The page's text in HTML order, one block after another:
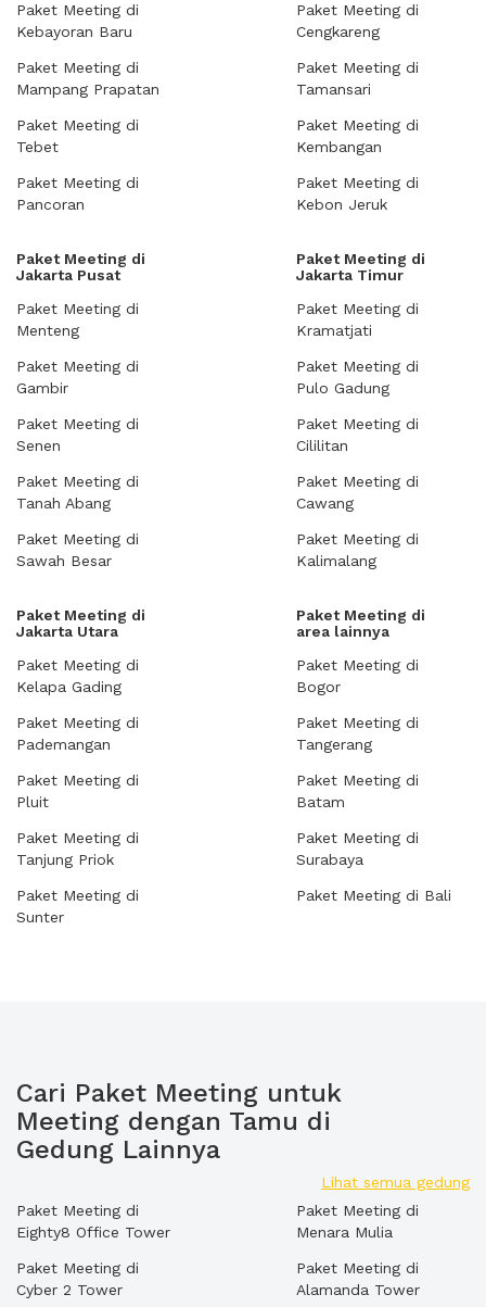
Paket Meeting di
Kebayoran Baru
Paket Meeting di
Mampang Prapatan
Paket Meeting di
Tebet
Paket Meeting di
Pancoran
Paket Meeting di
Cengkareng
Paket Meeting di
Tamansari
Paket Meeting di
Kembangan
Paket Meeting di
Kebon Jeruk
Paket Meeting di
Jakarta Pusat
Paket Meeting di
Menteng
Paket Meeting di
Gambir
Paket Meeting di
Senen
Paket Meeting di
Tanah Abang
Paket Meeting di
Sawah Besar
Paket Meeting di
Jakarta Timur
Paket Meeting di
Kramatjati
Paket Meeting di
Pulo Gadung
Paket Meeting di
Cililitan
Paket Meeting di
Cawang
Paket Meeting di
Kalimalang
Paket Meeting di
Jakarta Utara
Paket Meeting di
Kelapa Gading
Paket Meeting di
Pademangan
Paket Meeting di
Pluit
Paket Meeting di
Tanjung Priok
Paket Meeting di
Sunter
Paket Meeting di
area lainnya
Paket Meeting di
Bogor
Paket Meeting di
Tangerang
Paket Meeting di
Batam
Paket Meeting di
Surabaya
Paket Meeting di Bali
Cari Paket Meeting untuk
Meeting dengan Tamu di
Gedung Lainnya
Lihat semua gedung
Paket Meeting di
Eighty8 Office Tower
Paket Meeting di
Cyber 2 Tower
Paket Meeting di
Menara Mulia
Paket Meeting di
Alamanda Tower